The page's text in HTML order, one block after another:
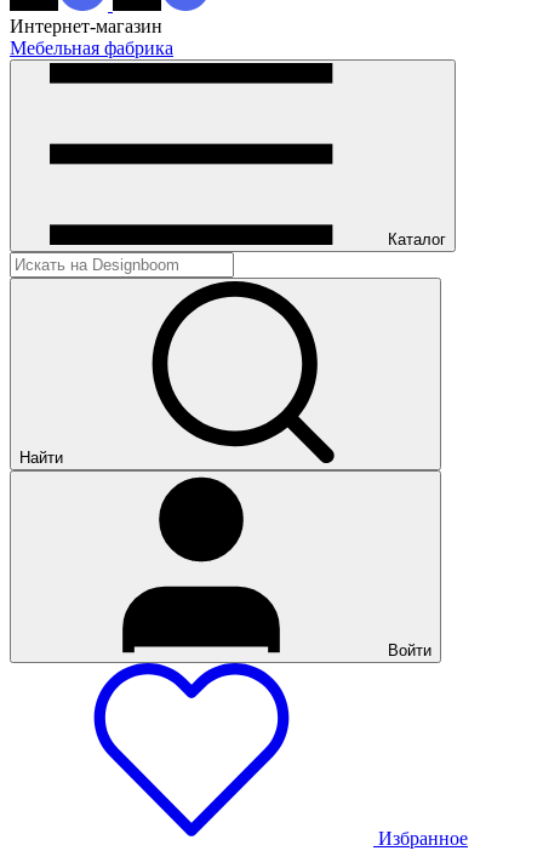
Интернет-магазин
Мебельная фабрика
Каталог
Найти
Войти
Избранное